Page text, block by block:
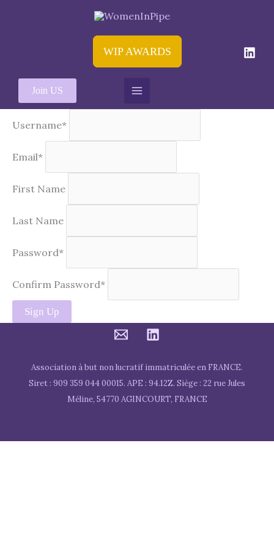
WIP AWARDS
Join US
Username*
Email*
First Name
Last Name
Password*
Confirm Password*
Association à but non lucratif immatriculée en FRANCE.
Siret : 909 359 044 00015. APE : 94.12Z. Siège : 22 rue Jules
Méline, 54770 AGINCOURT, FRANCE